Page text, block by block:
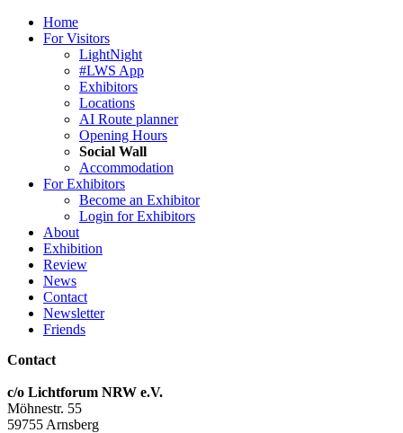
Home
For Visitors
LightNight
#LWS App
Exhibitors
Locations
AI Route planner
Opening Hours
Social Wall
Accommodation
For Exhibitors
Become an Exhibitor
Login for Exhibitors
About
Exhibition
Review
News
Contact
Newsletter
Friends
Contact
c/o Lichtforum NRW e.V.
Möhnestr. 55
59755 Arnsberg